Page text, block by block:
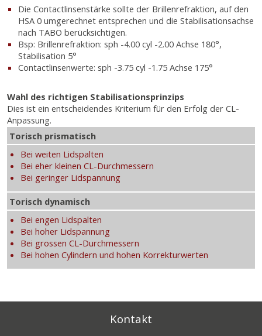
Die Contactlinsenstärke sollte der Brillenrefraktion, auf den
HSA 0 umgerechnet entsprechen und die Stabilisationsachse
nach TABO berücksichtigen.
Bsp: Brillenrefraktion: sph -4.00 cyl -2.00 Achse 180°,
Stabilisation 5°
Contactlinsenwerte: sph -3.75 cyl -1.75 Achse 175°
Wahl des richtigen Stabilisationsprinzips
Dies ist ein entscheidendes Kriterium für den Erfolg der CL-
Anpassung.
Torisch prismatisch
Bei weiten Lidspalten
Bei eher kleinen CL-Durchmessern
Bei geringer Lidspannung
Torisch dynamisch
Bei engen Lidspalten
Bei hoher Lidspannung
Bei grossen CL-Durchmessern
Bei hohen Cylindern und hohen Korrekturwerten
Kontakt